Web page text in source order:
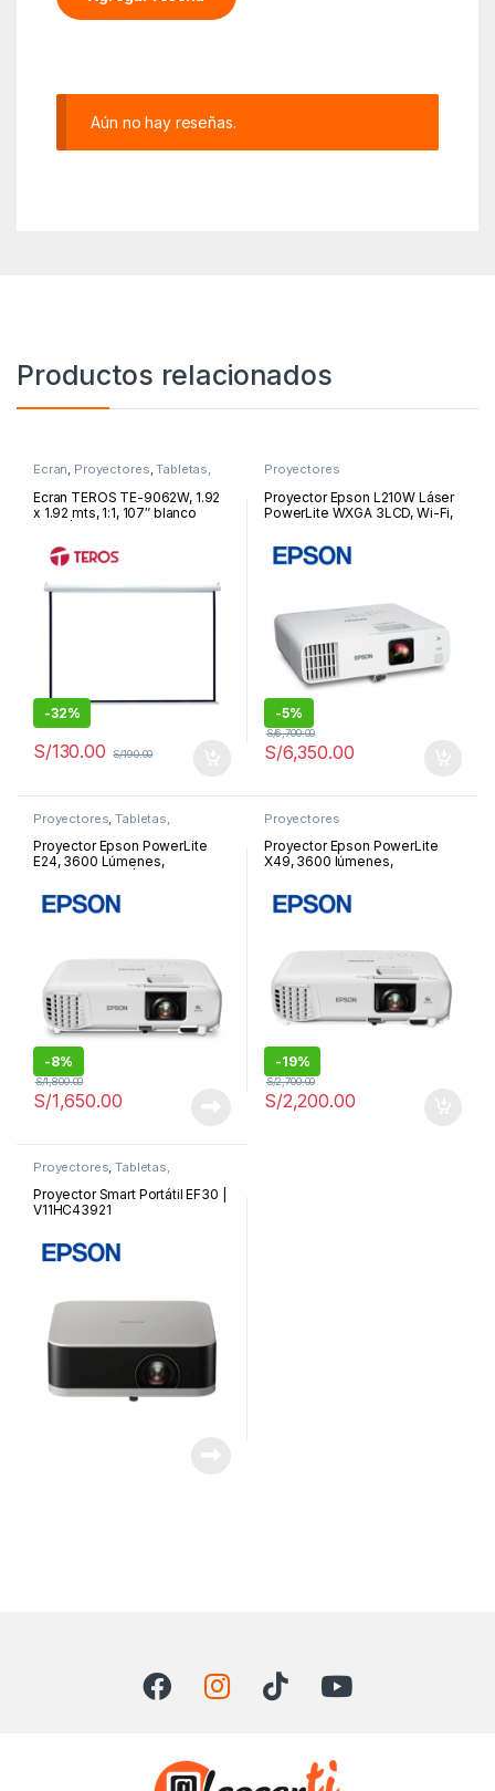
Aún no hay reseñas.
Productos relacionados
Ecran, Proyectores,Tabletas,
Ecran TEROS TE-9062W, 1.92
x 1.92 mts, 1:1, 107″ blanco
-32%
S/130.00 S/190.00
Proyectores
Proyector Epson L210W Láser
PowerLite WXGA 3LCD, Wi-Fi,
(RJ-45) x1 | L210W
-5%
S/6,350.00
S/6,700.00
Proyectores ,Tabletas,
Monitores y Proyectores
Proyector Epson PowerLite
E24, 3600 Lúmenes,
-8%
S/1,650.00
S/1,800.00
Proyectores
Proyector Epson PowerLite
X49, 3600 lúmenes,
monoaural: 5W x 1 |
V11H982020
-19%
S/2,200.00
S/2,700.00
Proyectores,Tabletas,
Proyector Smart Portátil EF30 |
V11HC43921